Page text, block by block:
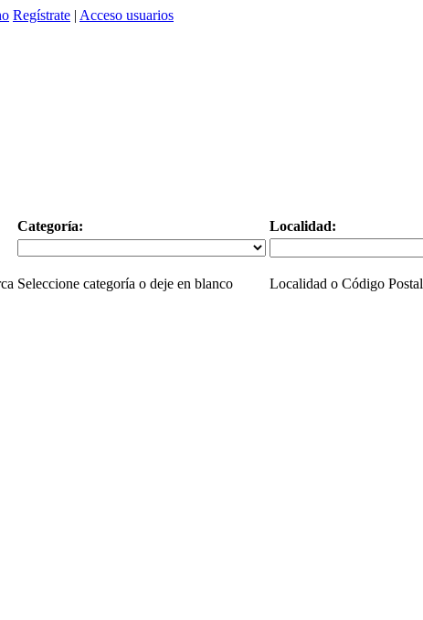
Regístrate | Acceso usuarios
Categoría: Localidad:
Seleccione categoría o deje en blanco Localidad o Código Postal